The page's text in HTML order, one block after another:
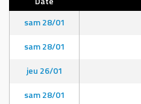
sam 28/01
sam 28/01
jeu 26/01
sam 28/01